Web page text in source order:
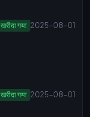
खरीदा गया 2025-08-01
खरीदा गया 2025-08-01